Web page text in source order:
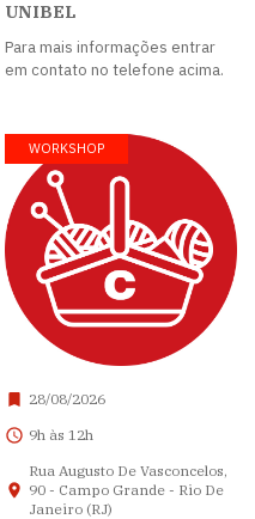
UNIBEL
Para mais informações entrar
em contato no telefone acima.
WORKSHOP
28/08/2026
9h às 12h
Rua Augusto De Vasconcelos,
90 - Campo Grande - Rio De
Janeiro (RJ)